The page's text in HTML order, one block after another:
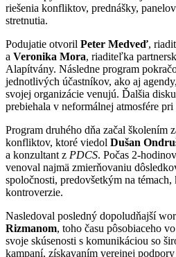
riešenia konfliktov, prednášky,
stretnutia.
Podujatie otvoril Peter Medveď,
a Veronika Mora, riaditeľka
Alapítvány. Následne program
jednotlivých účastníkov, ako aj
svojej organizácie venujú. Ďalšia
prebiehala v neformálnej atmosfére pri
Program druhého dňa začal školením
konfliktov, ktoré viedol Dušan
a konzultant z PDCS. Počas 2-
venoval najmä zmierňovaniu
spoločnosti, predovšetkým na
kontroverzie.
Nasledoval posledný dopoludňajší
Rizmanom, toho času pôsobiaceho vo
svoje skúsenosti s komunikáciou so
kampaní, získavaním verejnej